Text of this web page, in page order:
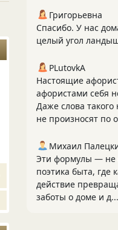
Григорьевна
Спасибо. У нас
целый угол
PLutоvkА
Настоящие
афористами себя
Даже слова такого
не произносят по
Михаил
Эти формулы — не
поэтика быта, где
действие
заботы о доме и д...